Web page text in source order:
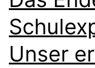
Unser